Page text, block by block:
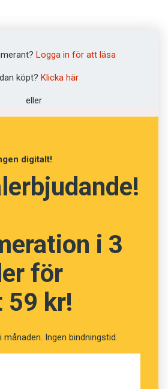
Logga in för att läsa
köpt? Klicka här
eller
digitalt!
i 3
för
59 kr!
Ingen bindningstid.